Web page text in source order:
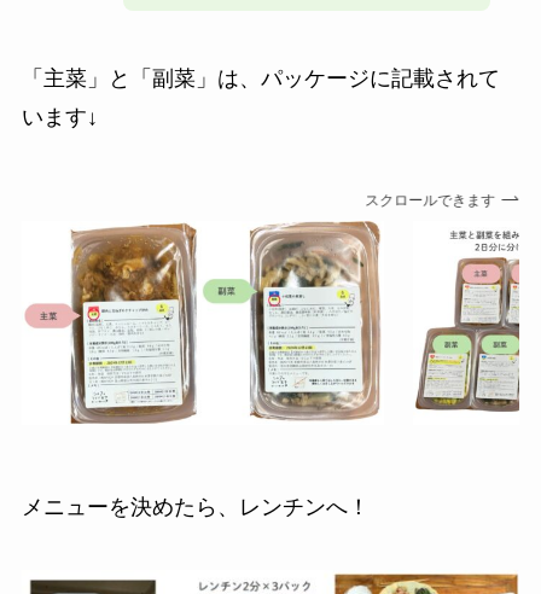
「主菜」と「副菜」は、パッケージに記載されて
います↓
スクロールできます
メニューを決めたら、レンチンへ！